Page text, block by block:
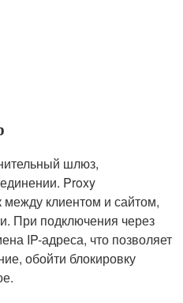
шлюз,
Proxy
между клиентом и сайтом,
При подключения через
IP-адреса, что позволяет
обойти блокировку